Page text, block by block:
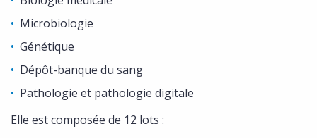
Microbiologie
Génétique
Dépôt-banque du sang
Pathologie et pathologie digitale
Elle est composée de 12 lots :